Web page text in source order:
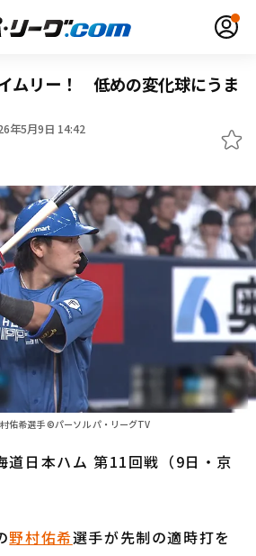
ムファイターズ
ルデンイーグルス
オンズ
ムリー！ 低めの変化球にうま
年5月9日 14:42
佑希選手 ©パーソル パ・リーグTV
日本ハム 第11回戦（9日・京
野村佑希選手が先制の適時打を